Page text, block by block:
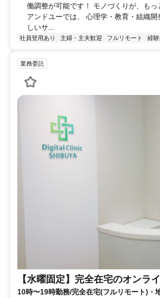
働調整が可能です！ モノづくりが、も
アンドユーでは、 心理学・教育・組織
しいサ...
社員登用あり 主婦・主夫歓迎 フルリモート 経
業務委託
【水曜固定】完全在宅のオンラ
10時〜19時勤務/完全在宅(フルリモート)・